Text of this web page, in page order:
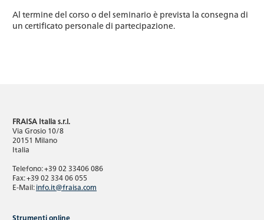
Al termine del corso o del seminario è prevista la consegna di
un certificato personale di partecipazione.
FRAISA Italia s.r.l.
Via Grosio 10/8
20151 Milano
Italia
Telefono: +39 02 33406 086
Fax: +39 02 334 06 055
E-Mail:info.it@fraisa.com
Strumenti online